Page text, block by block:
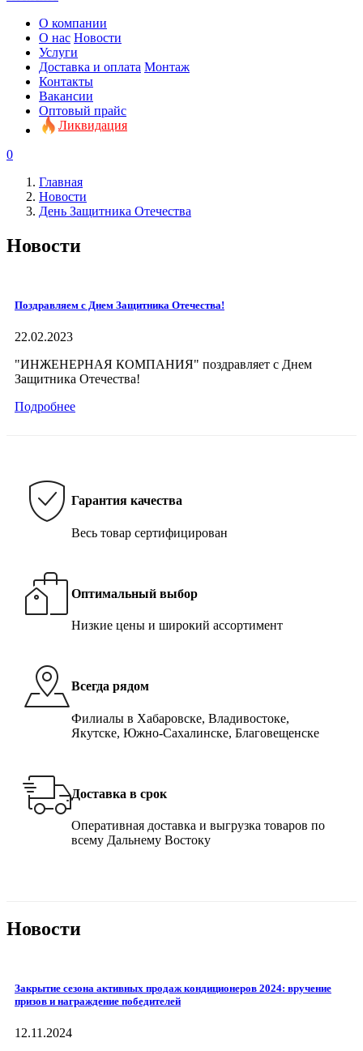
О компании
О нас Новости
Услуги
Доставка и оплата Монтаж
Контакты
Вакансии
Оптовый прайс
Ликвидация
0
Главная
Новости
День Защитника Отечества
Новости
Поздравляем с Днем Защитника Отечества!
22.02.2023
"ИНЖЕНЕРНАЯ КОМПАНИЯ" поздравляет с Днем
Защитника Отечества!
Подробнее
Гарантия качества
Весь товар сертифицирован
Оптимальный выбор
Низкие цены и широкий ассортимент
Всегда рядом
Филиалы в Хабаровске, Владивостоке,
Якутске, Южно-Сахалинске, Благовещенске
Доставка в срок
Оперативная доставка и выгрузка товаров по
всему Дальнему Востоку
Новости
Закрытие сезона активных продаж кондиционеров 2024: вручение
призов и награждение победителей
12.11.2024